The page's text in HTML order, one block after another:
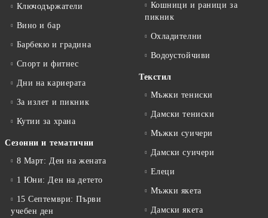
Ключодържатели
Вино и бар
Барбекю и градина
Спорт и фитнес
Дни на кариерата
За излет и пикник
Кутии за храна
Сезонни и тематични
8 Март: Ден на жената
1 Юни: Ден на детето
15 Септември: Първи
учебен ден
Кошници и раници за
пикник
Охладителни
Водоустойчиви
Текстил
Мъжки тениски
Дамски тениски
Мъжки суичери
Дамски суичери
Елеци
Мъжки якета
Дамски якета